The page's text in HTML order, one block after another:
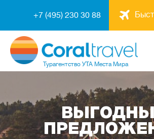
+7 (495) 230 30 88
Турагентство УТА Места Мира